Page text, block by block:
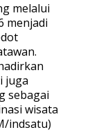
melalui
menjadi
juga
sebagai
wisata
indsatu)